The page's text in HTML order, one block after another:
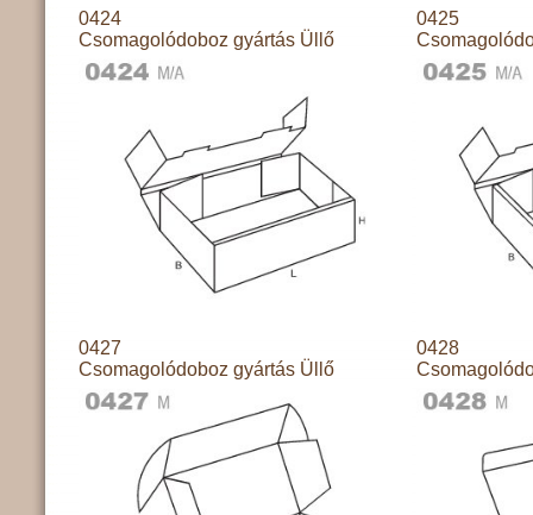
0424
Csomagolódoboz gyártás Üllő
0425
0427
Csomagolódoboz gyártás Üllő
0428